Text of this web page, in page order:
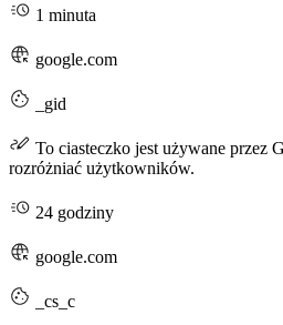
1 minuta
google.com
_gid
To ciasteczko jest używane przez
rozróżniać użytkowników.
24 godziny
google.com
_cs_c